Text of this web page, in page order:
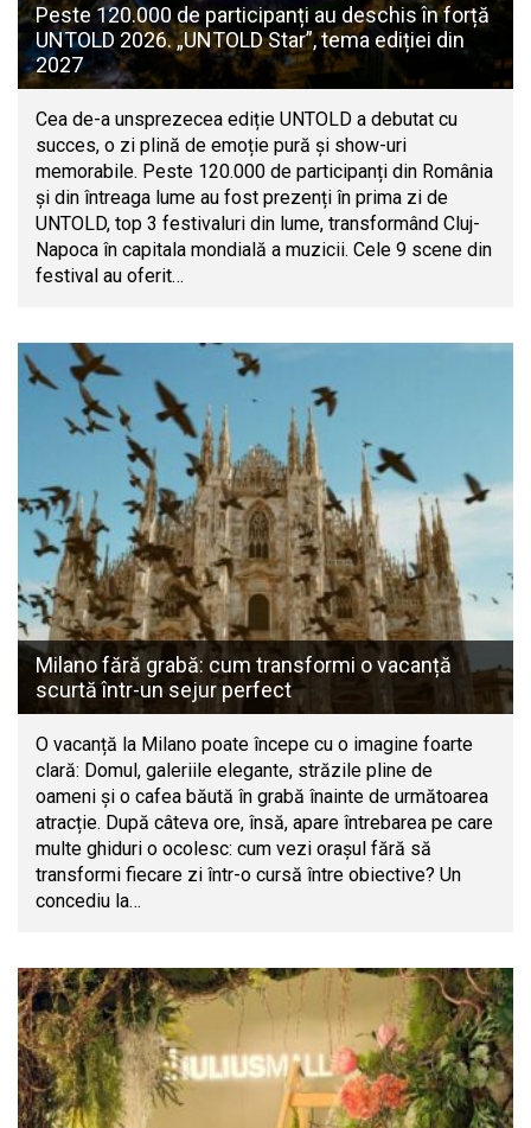
Peste 120.000 de participanți au deschis în forță
UNTOLD 2026. „UNTOLD Star”, tema ediției din
2027
Cea de-a unsprezecea ediție UNTOLD a debutat cu
succes, o zi plină de emoție pură și show-uri
memorabile. Peste 120.000 de participanți din România
și din întreaga lume au fost prezenți în prima zi de
UNTOLD, top 3 festivaluri din lume, transformând Cluj-
Napoca în capitala mondială a muzicii. Cele 9 scene din
festival au oferit…
Milano fără grabă: cum transformi o vacanță
scurtă într-un sejur perfect
O vacanță la Milano poate începe cu o imagine foarte
clară: Domul, galeriile elegante, străzile pline de
oameni și o cafea băută în grabă înainte de următoarea
atracție. După câteva ore, însă, apare întrebarea pe care
multe ghiduri o ocolesc: cum vezi orașul fără să
transformi fiecare zi într-o cursă între obiective? Un
concediu la…